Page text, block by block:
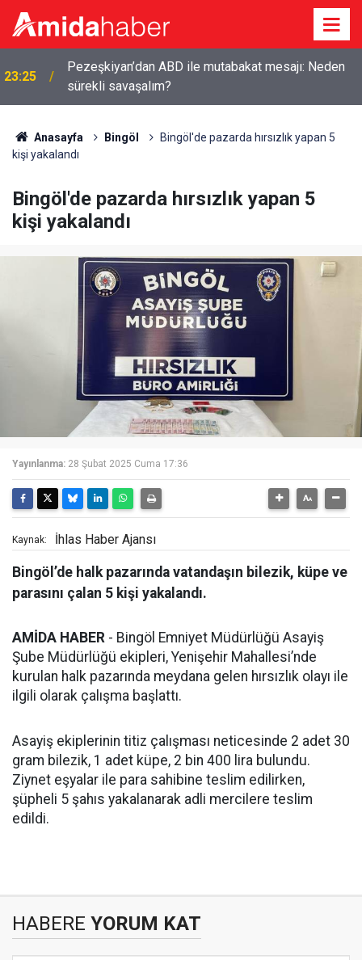
23:25
Pezeşkiyan’dan ABD ile mutabakat mesajı: Neden
sürekli savaşalım?
Anasayfa Bingöl
Bingöl'de pazarda hırsızlık yapan 5
kişi yakalandı
Bingöl'de pazarda hırsızlık yapan 5
kişi yakalandı
Yayınlanma: 28 Şubat 2025 Cuma 17:36
Kaynak: İhlas Haber Ajansı
Bingöl’de halk pazarında vatandaşın bilezik, küpe ve
parasını çalan 5 kişi yakalandı.
AMİDA HABER - Bingöl Emniyet Müdürlüğü Asayiş
Şube Müdürlüğü ekipleri, Yenişehir Mahallesi’nde
kurulan halk pazarında meydana gelen hırsızlık olayı ile
ilgili olarak çalışma başlattı.
Asayiş ekiplerinin titiz çalışması neticesinde 2 adet 30
gram bilezik, 1 adet küpe, 2 bin 400 lira bulundu.
Ziynet eşyalar ile para sahibine teslim edilirken,
şüpheli 5 şahıs yakalanarak adli mercilere teslim
edildi.
HABERE YORUM KAT